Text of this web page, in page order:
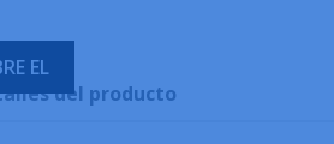
EL
del producto